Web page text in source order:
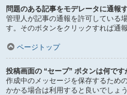
問題のある記事をモデレータに通報
管理人が記事の通報を許可している
す。そのボタンをクリックすれば通
ページトップ
投稿画面の “セーブ” ボタンは何です
作成中のメッセージを保存するため
かかる場合は利用すると良いでしょ